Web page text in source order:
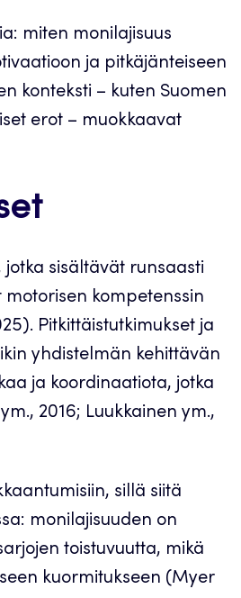
miten monilajisuus
ja pitkäjänteiseen
konteksti – kuten Suomen
erot – muokkaavat
jotka sisältävät runsaasti
kompetenssin
Pitkittäistutkimukset ja
yhdistelmän kehittävän
ja koordinaatiota, jotka
2016; Luukkainen ym.,
sillä siitä
monilajisuuden on
toistuvuutta, mikä
kuormitukseen (Myer